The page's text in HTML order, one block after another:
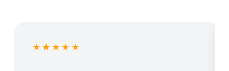
★★★★★